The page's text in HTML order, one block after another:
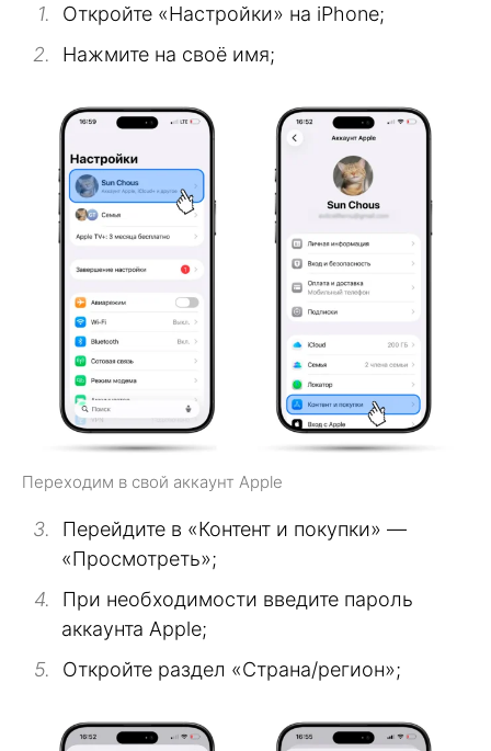
Откройте «Настройки» на iPhone;
Нажмите на своё имя;
Переходим в свой аккаунт Apple
Перейдите в «Контент и покупки» —
«Просмотреть»;
При необходимости введите пароль
аккаунта Apple;
Откройте раздел «Страна/регион»;